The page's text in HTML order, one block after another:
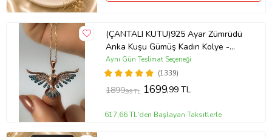
(ÇANTALI KUTU)925 Ayar Zümrüdü
Anka Kuşu Gümüş Kadın Kolye -
MAVİ
(1339)
Aynı Gün Teslimat Seçeneği
1899,99 TL 1699,99 TL
617,66 TL'den Başlayan Taksitlerle